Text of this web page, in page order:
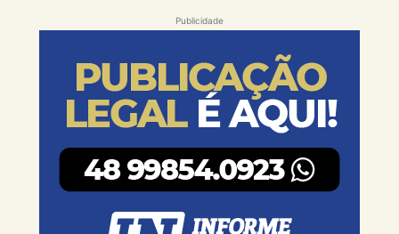
Publicidade